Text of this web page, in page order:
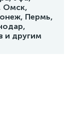
Омск,
Пермь,
и другим